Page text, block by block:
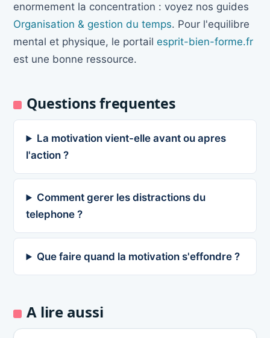
enormement la concentration : voyez nos guides
Organisation & gestion du temps. Pour l'equilibre
mental et physique, le portailesprit-bien-forme.fr
est une bonne ressource.
Questions frequentes
La motivation vient-elle avant ou apres
l'action ?
Comment gerer les distractions du
telephone ?
Que faire quand la motivation s'effondre ?
A lire aussi